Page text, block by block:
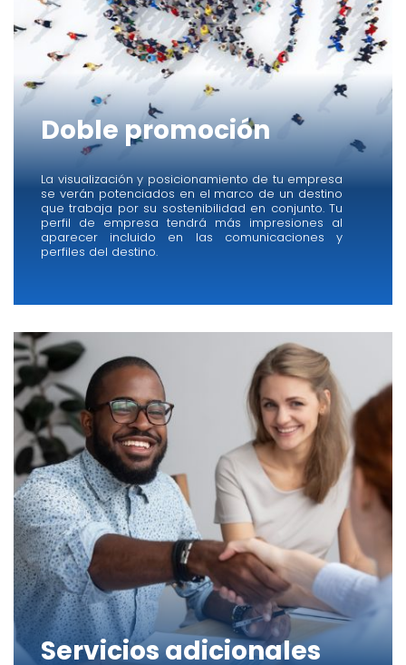
Doble promoción
La visualización y posicionamiento de tu empresa
se verán potenciados en el marco de un destino
que trabaja por su sostenibilidad en conjunto. Tu
perfil de empresa tendrá más impresiones al
aparecer incluido en las comunicaciones y
perfiles del destino.
Servicios adicionales